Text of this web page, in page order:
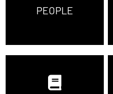
PEOPLE